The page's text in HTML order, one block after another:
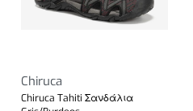
Chiruca
Chiruca Tahiti Σανδάλια